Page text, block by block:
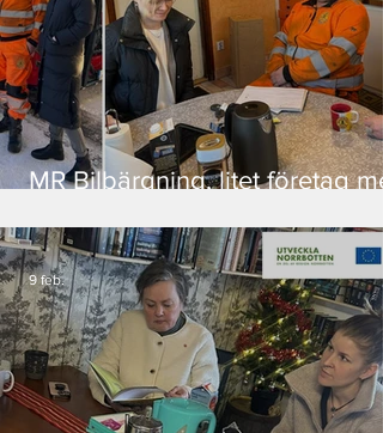
MR Bilbärgning, litet företag
9 feb.